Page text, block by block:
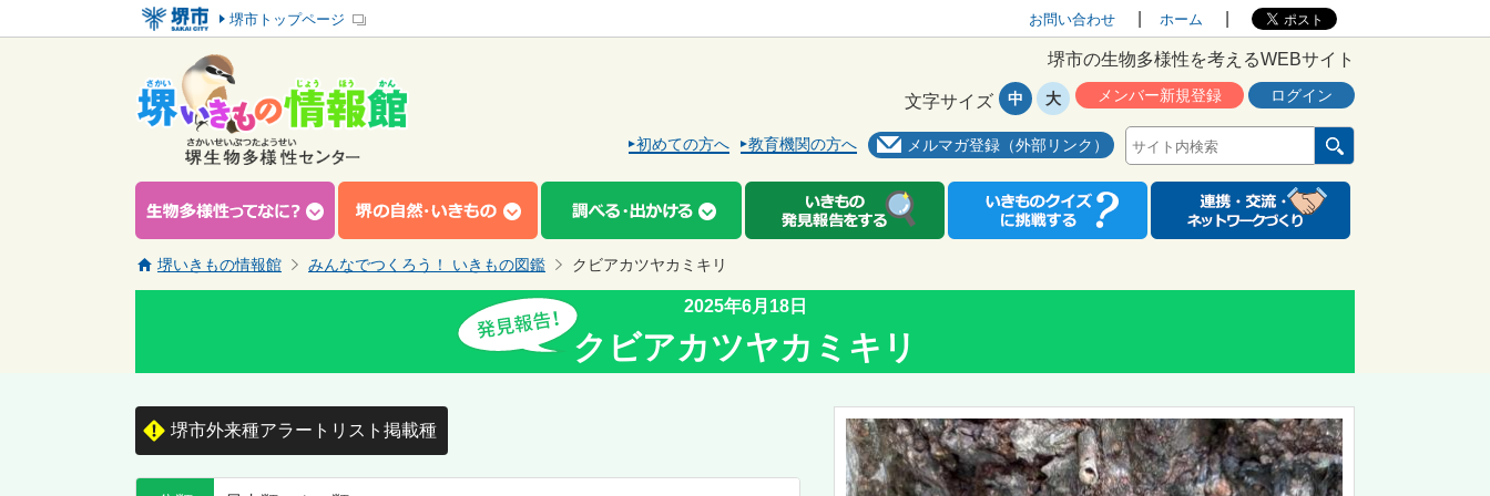
堺市トップページ お問い合わせ ホーム
堺市の生物多様性を考えるWEBサイト
初めての方へ 教育機関の方へ メルマガ登録（外部リンク）
メンバー新規登録 ログイン
文字サイズ 中 大
堺いきもの情報館 みんなでつくろう！ いきもの図鑑 クビアカツヤカミキリ
2025年6月18日
クビアカツヤカミキリ
堺市外来種アラートリスト掲載種